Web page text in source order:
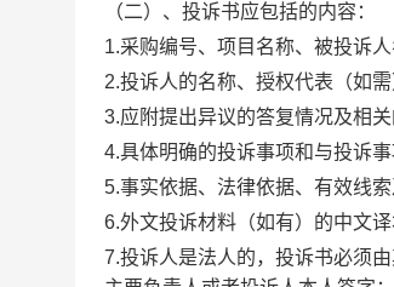
（二）、投诉书应包括的内容：
1.采购编号、项目名称、被投诉人
2.投诉人的名称、授权代表（如
3.应附提出异议的答复情况及相关
4.具体明确的投诉事项和与投诉
5.事实依据、法律依据、有效线索
6.外文投诉材料（如有）的中文译
7.投诉人是法人的，投诉书必须